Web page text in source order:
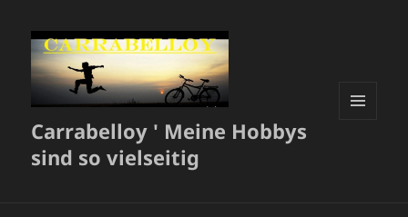
Carrabelloy ' Meine Hobbys
sind so vielseitig